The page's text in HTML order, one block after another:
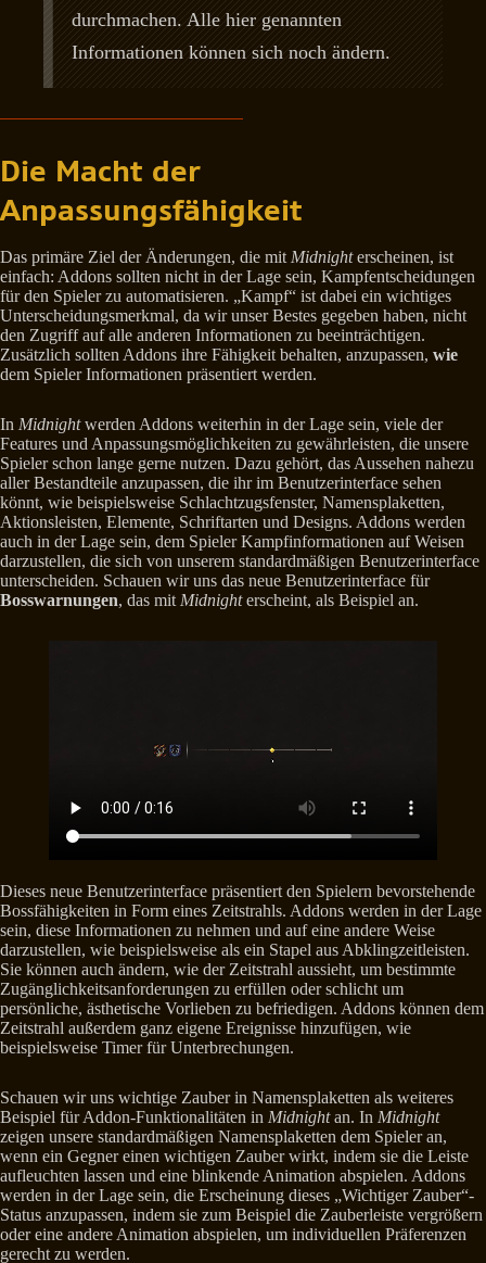
durchmachen. Alle hier genannten
Informationen können sich noch ändern.
Die Macht der
Anpassungsfähigkeit
Das primäre Ziel der Änderungen, die mitMidnighterscheinen, ist
einfach: Addons sollten nicht in der Lage sein, Kampfentscheidungen
für den Spieler zu automatisieren. „Kampf“ ist dabei ein wichtiges
Unterscheidungsmerkmal, da wir unser Bestes gegeben haben, nicht
den Zugriff auf alle anderen Informationen zu beeinträchtigen.
Zusätzlich sollten Addons ihre Fähigkeit behalten, anzupassen, wie
dem Spieler Informationen präsentiert werden.
In Midnightwerden Addons weiterhin in der Lage sein, viele der
Features und Anpassungsmöglichkeiten zu gewährleisten, die unsere
Spieler schon lange gerne nutzen. Dazu gehört, das Aussehen nahezu
aller Bestandteile anzupassen, die ihr im Benutzerinterface sehen
könnt, wie beispielsweise Schlachtzugsfenster, Namensplaketten,
Aktionsleisten, Elemente, Schriftarten und Designs. Addons werden
auch in der Lage sein, dem Spieler Kampfinformationen auf Weisen
darzustellen, die sich von unserem standardmäßigen Benutzerinterface
unterscheiden. Schauen wir uns das neue Benutzerinterface für
Bosswarnungen, das mitMidnighterscheint, als Beispiel an.
Dieses neue Benutzerinterface präsentiert den Spielern bevorstehende
Bossfähigkeiten in Form eines Zeitstrahls. Addons werden in der Lage
sein, diese Informationen zu nehmen und auf eine andere Weise
darzustellen, wie beispielsweise als ein Stapel aus Abklingzeitleisten.
Sie können auch ändern, wie der Zeitstrahl aussieht, um bestimmte
Zugänglichkeitsanforderungen zu erfüllen oder schlicht um
persönliche, ästhetische Vorlieben zu befriedigen. Addons können dem
Zeitstrahl außerdem ganz eigene Ereignisse hinzufügen, wie
beispielsweise Timer für Unterbrechungen.
Schauen wir uns wichtige Zauber in Namensplaketten als weiteres
Beispiel für Addon-Funktionalitäten in Midnightan. In Midnight
zeigen unsere standardmäßigen Namensplaketten dem Spieler an,
wenn ein Gegner einen wichtigen Zauber wirkt, indem sie die Leiste
aufleuchten lassen und eine blinkende Animation abspielen. Addons
werden in der Lage sein, die Erscheinung dieses „Wichtiger Zauber“-
Status anzupassen, indem sie zum Beispiel die Zauberleiste vergrößern
oder eine andere Animation abspielen, um individuellen Präferenzen
gerecht zu werden.